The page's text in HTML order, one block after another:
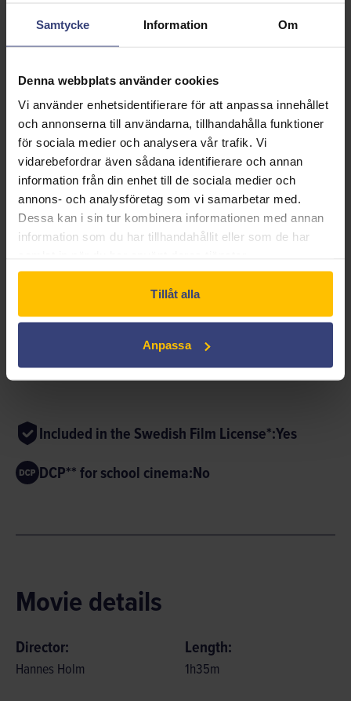
Samtycke Information Om
Denna webbplats använder cookies
Vi använder enhetsidentifierare för att anpassa innehållet
och annonserna till användarna, tillhandahålla funktioner
för sociala medier och analysera vår trafik. Vi
vidarebefordrar även sådana identifierare och annan
information från din enhet till de sociala medier och
annons- och analysföretag som vi samarbetar med.
Dessa kan i sin tur kombinera informationen med annan
information som du har tillhandahållit eller som de har
Tillåt alla
Anpassa
varje sommar förut planerar familjen Andersson sin
semestervecka i Myggträsk. Då händer det mest
oväntade, pappa Rudolf bokar en charterresa till
Grekland. Familjen blir överlycklig men frågorna om
resan är många. På plats i Grekland radar
katastroferna upp sig, Sune tappar sin tjejtjusarkraft,
Håkan Bråkan gillar verkligen inte trollet Julle i
barngruppen, mamma Karin blir mer och mer irriterad
på Rudolf. Samtidigt upptäcker pappa Rudolf att det är
all inclusive och vilka oanade möjligheter det för med
Included in the Swedish Film License*:Yes
DCP** for school cinema:No
Movie details
Director:
Hannes Holm
Length:
1h35m